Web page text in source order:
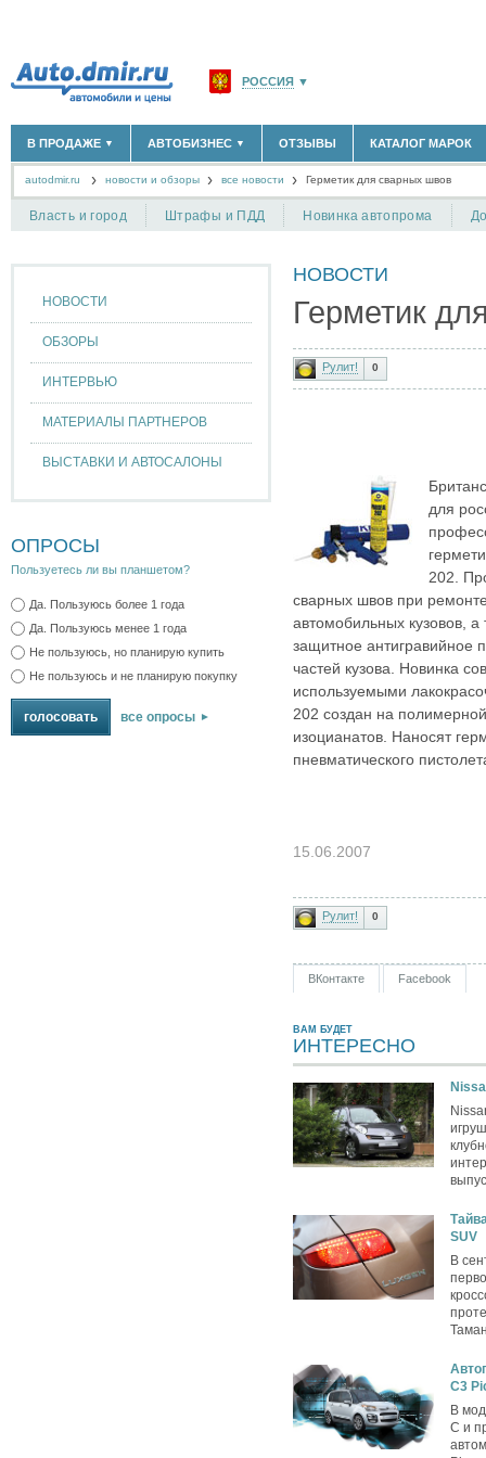
РОССИЯ ▼
САНКТ-ПЕТЕРБУРГ И ОБЛАСТЬ(14298)
КРАСНОДАРСКИЙ КРАЙ(5619)
КРЫМ РЕСПУБЛИКА(412)
В ПРОДАЖЕ ▼
НОВЫЕ АВТОМОБИЛИ(30122)
АВТОМОБИЛИ С ПРОБЕГОМ
АВТОБИЗНЕС ▼
ОФИЦИАЛЬНЫЕ ДИЛЕРЫ(1347)
ТАКСИ(278)
+ ДОБАВИТЬ КОМПАНИЮ
ОТЗЫВЫ КАТАЛОГ МАРОК
autodmir.ru новости и обзоры все новости Герметик для сварных швов
Власть и город Штрафы и ПДД Новинка автопрома
НОВОСТИ
ОБЗОРЫ
ИНТЕРВЬЮ
МАТЕРИАЛЫ ПАРТНЕРОВ
ВЫСТАВКИ И АВТОСАЛОНЫ
ОПРОСЫ
Пользуетесь ли вы планшетом?
Да. Пользуюсь более 1 года
Да. Пользуюсь менее 1 года
Не пользуюсь, но планирую купить
Не пользуюсь и не планирую покупку
все опросы
НОВОСТИ
Герметик
Рулит! 0
для
202.
сварных швов при
автомобильных кузовов,
защитное антигравийное
частей кузова. Новинка
используемыми
202 создан на
изоцианатов. Наносят
пневматического
15.06.2007
Рулит! 0
ВКонтакте Facebook
ВАМ БУДЕТ
ИНТЕРЕСНО
SUV
В
C3
В
C и